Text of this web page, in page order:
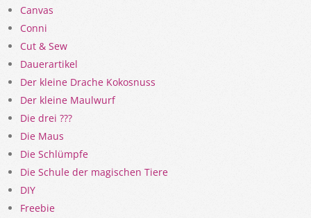
Canvas
Conni
Cut & Sew
Dauerartikel
Der kleine Drache Kokosnuss
Der kleine Maulwurf
Die drei ???
Die Maus
Die Schlümpfe
Die Schule der magischen Tiere
DIY
Freebie